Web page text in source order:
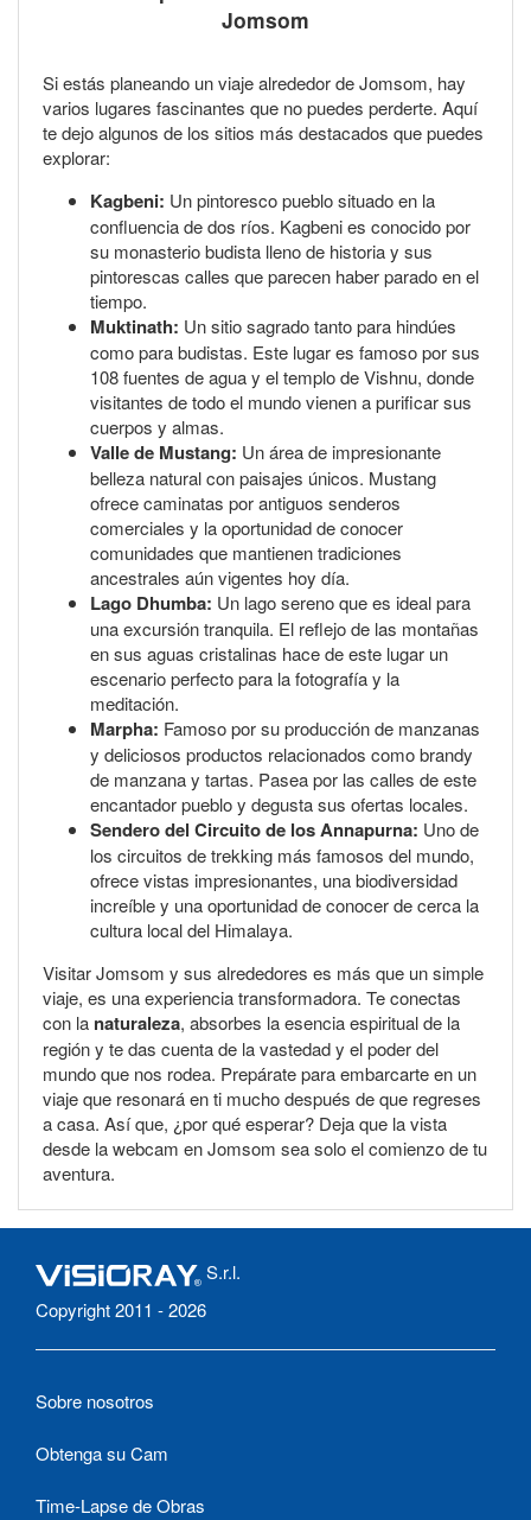
Jomsom
Si estás planeando un viaje alrededor de Jomsom, hay
varios lugares fascinantes que no puedes perderte. Aquí
te dejo algunos de los sitios más destacados que puedes
explorar:
Kagbeni: Un pintoresco pueblo situado en la
confluencia de dos ríos. Kagbeni es conocido por
su monasterio budista lleno de historia y sus
pintorescas calles que parecen haber parado en el
tiempo.
Muktinath: Un sitio sagrado tanto para hindúes
como para budistas. Este lugar es famoso por sus
108 fuentes de agua y el templo de Vishnu, donde
visitantes de todo el mundo vienen a purificar sus
cuerpos y almas.
Valle de Mustang: Un área de impresionante
belleza natural con paisajes únicos. Mustang
ofrece caminatas por antiguos senderos
comerciales y la oportunidad de conocer
comunidades que mantienen tradiciones
ancestrales aún vigentes hoy día.
Lago Dhumba: Un lago sereno que es ideal para
una excursión tranquila. El reflejo de las montañas
en sus aguas cristalinas hace de este lugar un
escenario perfecto para la fotografía y la
meditación.
Marpha: Famoso por su producción de manzanas
y deliciosos productos relacionados como brandy
de manzana y tartas. Pasea por las calles de este
encantador pueblo y degusta sus ofertas locales.
Sendero del Circuito de los Annapurna: Uno de
los circuitos de trekking más famosos del mundo,
ofrece vistas impresionantes, una biodiversidad
increíble y una oportunidad de conocer de cerca la
cultura local del Himalaya.
Visitar Jomsom y sus alrededores es más que un simple
viaje, es una experiencia transformadora. Te conectas
con la naturaleza, absorbes la esencia espiritual de la
región y te das cuenta de la vastedad y el poder del
mundo que nos rodea. Prepárate para embarcarte en un
viaje que resonará en ti mucho después de que regreses
a casa. Así que, ¿por qué esperar? Deja que la vista
desde la webcam en Jomsom sea solo el comienzo de tu
aventura.
S.r.l.
Copyright 2011 - 2026
Sobre nosotros
Obtenga su Cam
Time-Lapse de Obras